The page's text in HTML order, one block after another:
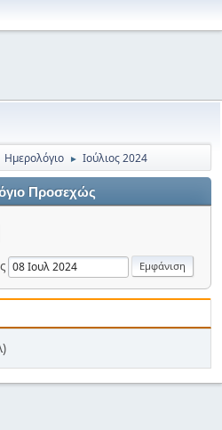
Ημερολόγιο ► Ιούλιος 2024
Προσεχώς